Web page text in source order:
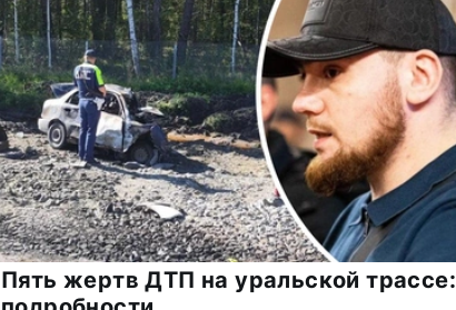
Пять жертв ДТП на уральской трассе: